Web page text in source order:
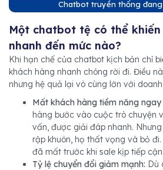
Chatbot truyền thống
Một chatbot tệ có thể
nhanh đến mức nào?
Khi hạn chế của chatbot kịch bản chỉ
khách hàng nhanh chóng rời đi. Điều
nhưng hệ quả lại vô cùng lớn với
Mất khách hàng tiềm năng
hàng bước vào cuộc trò chuyện
vấn, được giải đáp nhanh.
rập khuôn, họ thất vọng và bỏ
đã mất trước khi sale kịp tiếp cận.
Tỷ lệ chuyển đổi giảm mạnh: Dù